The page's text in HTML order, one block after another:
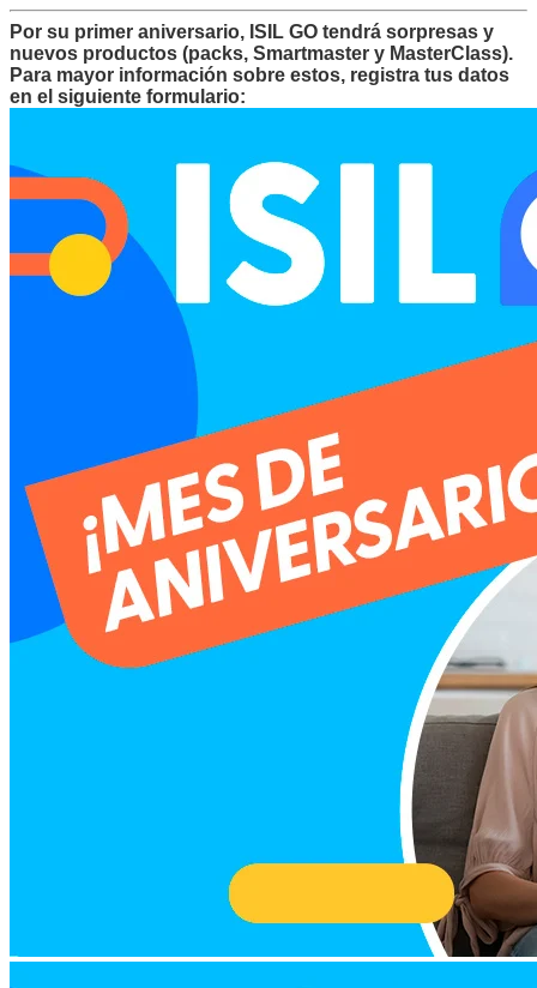
Por su primer aniversario, ISIL GO tendrá sorpresas y
nuevos productos (packs, Smartmaster y MasterClass).
Para mayor información sobre estos, registra tus datos
en el siguiente formulario: